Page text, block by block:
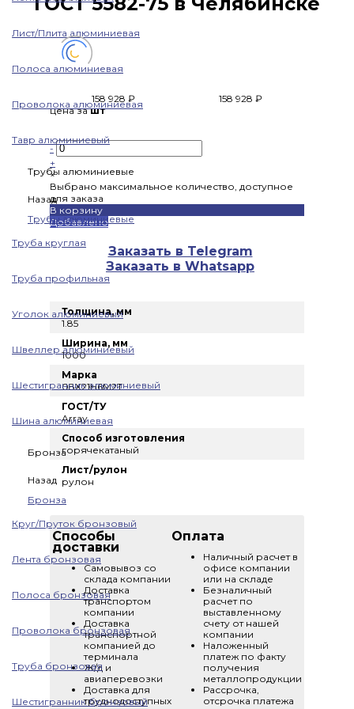
Лист/Плита алюминиевая
Полоса алюминиевая
Проволока алюминиевая
Тавр алюминиевый
Трубы алюминиевые
Назад
Трубы алюминиевые
Труба круглая
Труба профильная
Уголок алюминиевый
Швеллер алюминиевый
Шестигранник алюминиевый
Шина алюминиевая
Бронза
Назад
Бронза
Круг/Пруток бронзовый
Лента бронзовая
Полоса бронзовая
Проволока бронзовая
Труба бронзовая
Шестигранник бронзовый
158 928 ₽
158 928 ₽
цена зашт
-
+
×
Выбрано максимальное количество, доступное
для заказа
В корзину
Добавлено
Заказать в Telegram
Заказать в Whatsapp
Толщина, мм
1.85
Ширина, мм
1000
Марка
08X21Н6М2Т
ГОСТ/ТУ
Array
Способ изготовления
горячекатаный
Лист/рулон
рулон
Способы
доставки
Самовывоз со
склада компании
Доставка
транспортом
компании
Доставка
транспортной
компанией до
терминала
Ж/д и
авиаперевозки
Доставка для
труднодоступных
Оплата
Наличный расчет в
офисе компании
или на складе
Безналичный
расчет по
выставленному
счету от нашей
компании
Наложенный
платеж по факту
получения
металлопродукции
Рассрочка,
отсрочка платежа